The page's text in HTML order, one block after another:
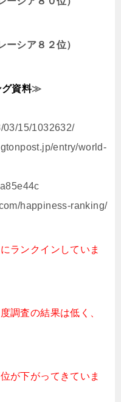
シア８２位）
資料≫
03/15/1032632/
entry/world-
happiness-ranking/
ランクインしていま
調査の結果は低く、
が下がってきていま